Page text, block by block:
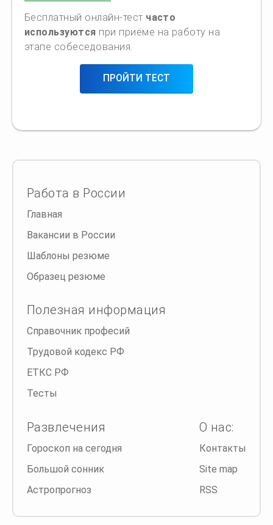
Бесплатный онлайн-тест часто
используются при приёме на работу на
этапе собеседования.
ПРОЙТИ ТЕСТ
Работа в России
Главная
Вакансии в России
Шаблоны резюме
Образец резюме
Полезная информация
Справочник професий
Трудовой кодекс РФ
ЕТКС РФ
Тесты
Развлечения
Гороскоп на сегодня
Большой сонник
Астропрогноз
О нас:
Контакты
Site map
RSS